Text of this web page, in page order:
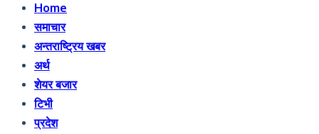
Home
समाचार
अन्तराष्ट्रिय खबर
अर्थ
शेयर बजार
टिभी
प्रदेश